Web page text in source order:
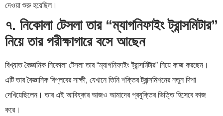
দেওয়া শুরু হয়েছিল।
৭. নিকোলা টেসলা তার “ম্যাগনিফাইং ট্রান্সমিটার”
নিয়ে তার পরীক্ষাগারে বসে আছেন
বিখ্যাত বৈজ্ঞানিক নিকোলা টেসলা তার “ম্যাগনিফাইং ট্রান্সমিটার” নিয়ে কাজ করছেন।
এটি তার বৈজ্ঞানিক বিপ্লবের সাক্ষী, যেখানে তিনি শক্তির ট্রান্সমিশনের নতুন দিশা
দেখিয়েছিলেন। তার এই আবিষ্কার আজও আমাদের প্রযুক্তির ভিত্তি হিসেবে কাজ
করে।